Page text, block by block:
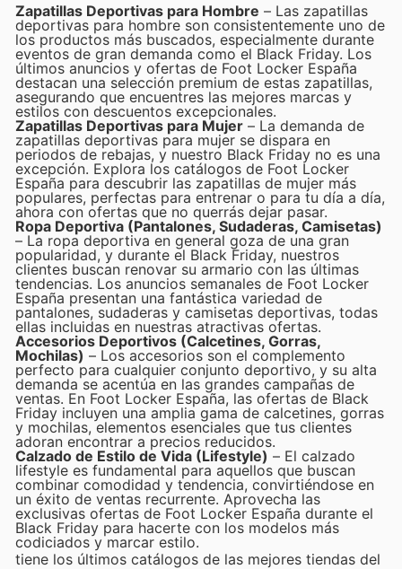
Zapatillas Deportivas para Hombre – Las zapatillas
deportivas para hombre son consistentemente uno de
los productos más buscados, especialmente durante
eventos de gran demanda como el Black Friday. Los
últimos anuncios y ofertas de Foot Locker España
destacan una selección premium de estas zapatillas,
asegurando que encuentres las mejores marcas y
estilos con descuentos excepcionales.
Zapatillas Deportivas para Mujer – La demanda de
zapatillas deportivas para mujer se dispara en
periodos de rebajas, y nuestro Black Friday no es una
excepción. Explora los catálogos de Foot Locker
España para descubrir las zapatillas de mujer más
populares, perfectas para entrenar o para tu día a día,
ahora con ofertas que no querrás dejar pasar.
Ropa Deportiva (Pantalones, Sudaderas, Camisetas)
– La ropa deportiva en general goza de una gran
popularidad, y durante el Black Friday, nuestros
clientes buscan renovar su armario con las últimas
tendencias. Los anuncios semanales de Foot Locker
España presentan una fantástica variedad de
pantalones, sudaderas y camisetas deportivas, todas
ellas incluidas en nuestras atractivas ofertas.
Accesorios Deportivos (Calcetines, Gorras,
Mochilas) – Los accesorios son el complemento
perfecto para cualquier conjunto deportivo, y su alta
demanda se acentúa en las grandes campañas de
ventas. En Foot Locker España, las ofertas de Black
Friday incluyen una amplia gama de calcetines, gorras
y mochilas, elementos esenciales que tus clientes
adoran encontrar a precios reducidos.
Calzado de Estilo de Vida (Lifestyle) – El calzado
lifestyle es fundamental para aquellos que buscan
combinar comodidad y tendencia, convirtiéndose en
un éxito de ventas recurrente. Aprovecha las
exclusivas ofertas de Foot Locker España durante el
Black Friday para hacerte con los modelos más
codiciados y marcar estilo.
tiene los últimos catálogos de las mejores tiendas del